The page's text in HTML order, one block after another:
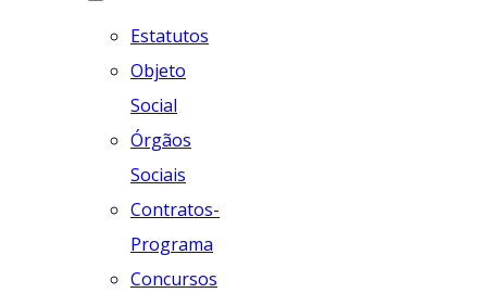
Estatutos
Objeto
Social
Órgãos
Sociais
Contratos-
Programa
Concursos